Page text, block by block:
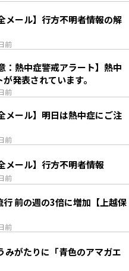
前
メール】行方不明者情報の解
前
：熱中症警戒アラート】熱中
発表されています。
前
メール】明日は熱中症にご注
前
メール】行方不明者情報
前
上越保
みがたりに「青色のアマガエ